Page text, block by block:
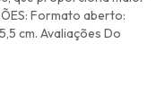
Formato aberto:
cm. Avaliações Do